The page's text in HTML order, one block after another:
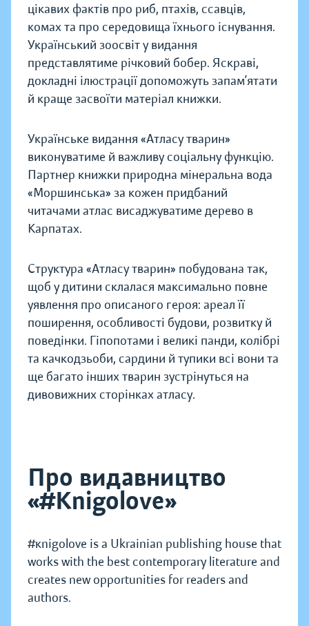
цікавих фактів про риб, птахів, ссавців,
комах та про середовища їхнього існування.
Український зоосвіт у видання
представлятиме річковий бобер. Яскраві,
докладні ілюстрації допоможуть запам’ятати
й краще засвоїти матеріал книжки.
Українське видання «Атласу тварин»
виконуватиме й важливу соціальну функцію.
Партнер книжки природна мінеральна вода
«Моршинська» за кожен придбаний
читачами атлас висаджуватиме дерево в
Карпатах.
Структура «Атласу тварин» побудована так,
щоб у дитини склалася максимально повне
уявлення про описаного героя: ареал її
поширення, особливості будови, розвитку й
поведінки. Гіпопотами і великі панди, колібрі
та качкодзьоби, сардини й тупики всі вони та
ще багато інших тварин зустрінуться на
дивовижних сторінках атласу.
Про видавництво
«#Knigolove»
#кnigolove is a Ukrainian publishing house that
works with the best contemporary literature and
creates new opportunities for readers and
authors.